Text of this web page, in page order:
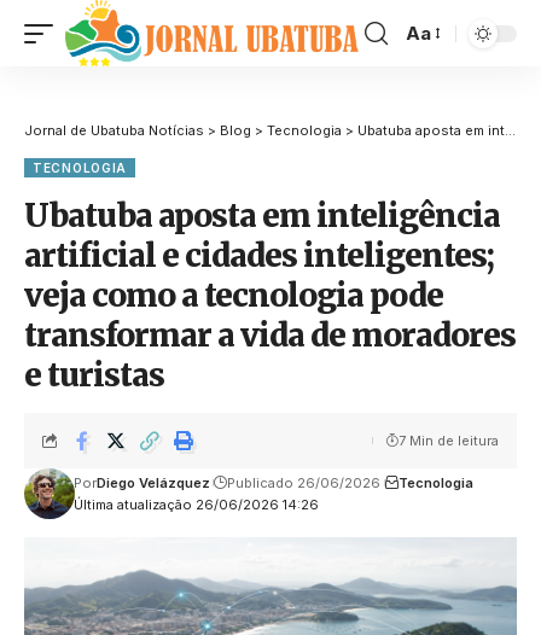
Aa
Jornal de Ubatuba Notícias > Blog > Tecnologia > Ubatuba aposta em inteligência artificial e cidades inteligentes; veja como a tecnologia pode transformar a vida de moradores e turistas
TECNOLOGIA
Ubatuba aposta em inteligência
artificial e cidades inteligentes;
veja como a tecnologia pode
transformar a vida de moradores
e turistas
Última atualização 26/06/2026 14:26
PorDiego Velázquez Publicado 26/06/2026 Tecnologia
7 Min de leitura